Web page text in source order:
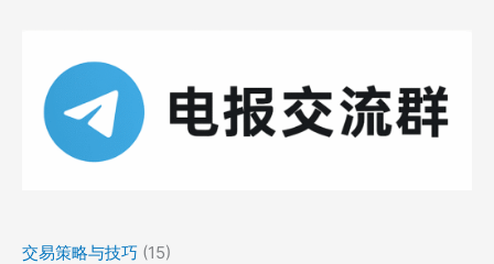
交易策略与技巧 (15)